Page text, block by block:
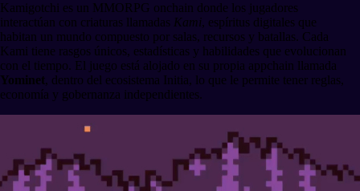
Kamigotchi es un MMORPG onchain donde los jugadores
interactúan con criaturas llamadas Kami, espíritus digitales que
habitan un mundo compuesto por salas, recursos y batallas. Cada
Kami tiene rasgos únicos, estadísticas y habilidades que evolucionan
con el tiempo. El juego está alojado en su propia appchain llamada
Yominet, dentro del ecosistema Initia, lo que le permite tener reglas,
economía y gobernanza independientes.